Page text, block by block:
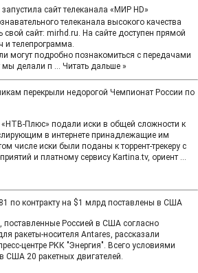
сайт телеканала «МИР HD»
телеканала высокого качества
свой сайт: mirhd.ru. На сайте доступен прямой
и телепрограмма.
могут подробно познакомиться с передачами
мы делали п ... Читать дальше »
перекрыли недорогой Чемпионат России по
Плюс» подали иски в общей сложности к
в интернете принадлежащие им
числе иски были поданы к торрент-трекеру с
и платному сервису Kartina.tv, ориент ...
по контракту на $1 млрд поставлены в США
поставленные Россией в США согласно
ракеты-носителя Antares, рассказали
центре РКК "Энергия". Всего условиями
США 20 ракетных двигателей.